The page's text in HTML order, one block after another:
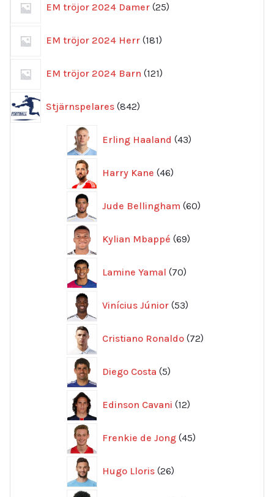
EM tröjor 2024 Damer 25
produkter
EM tröjor 2024 Herr 181
produkter
EM tröjor 2024 Barn 121
produkter
Stjärnspelares 842
produkter
Erling Haaland 43
produkter
Harry Kane 46
produkter
Jude Bellingham 60
produkter
Kylian Mbappé 69
produkter
Lamine Yamal 70
produkter
Vinícius Júnior 53
produkter
Cristiano Ronaldo 72
produkter
Diego Costa 5
produkter
Edinson Cavani 12
produkter
Frenkie de Jong 45
produkter
Hugo Lloris 26
produkter